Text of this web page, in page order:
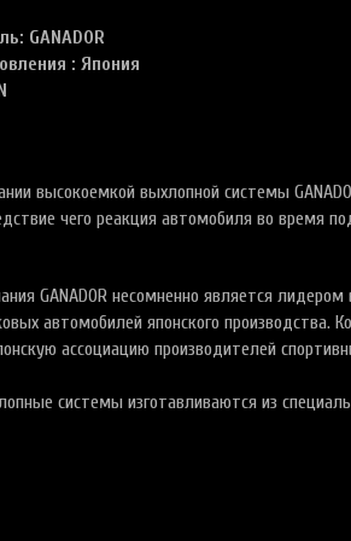
GANADOR
: Япония
высокоемкой выхлопной системы
чего реакция автомобиля во время
GANADOR несомненно является
автомобилей японского производства.
ассоциацию производителей
системы изготавливаются из